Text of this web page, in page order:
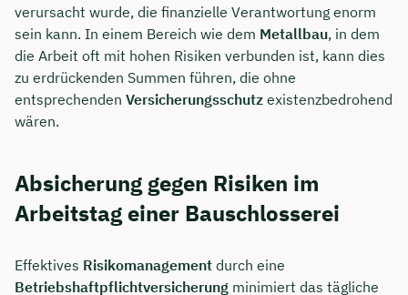
verursacht wurde, die finanzielle Verantwortung enorm
sein kann. In einem Bereich wie dem Metallbau, in dem
die Arbeit oft mit hohen Risiken verbunden ist, kann dies
zu erdrückenden Summen führen, die ohne
entsprechenden Versicherungsschutz existenzbedrohend
wären.
Absicherung gegen Risiken im
Arbeitstag einer Bauschlosserei
Effektives Risikomanagement durch eine
Betriebshaftpflichtversicherung minimiert das tägliche